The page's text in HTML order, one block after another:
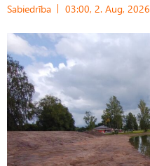
Sabiedrība 03:00, 2. Aug, 2026